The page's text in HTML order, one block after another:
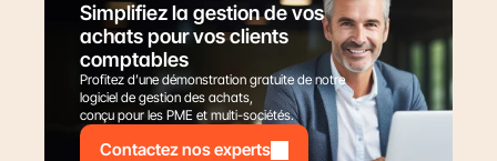
Simplifiez la gestion de vos
achats pour vos clients
comptables
Profitez d’une démonstration gratuite de notre
logiciel de gestion des achats,
conçu pour les PME et multi-sociétés.
Contactez nos experts